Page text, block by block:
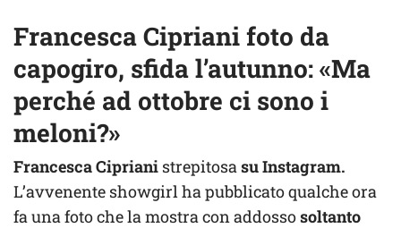
Francesca Cipriani foto da
capogiro, sfida l’autunno: «Ma
perché ad ottobre ci sono i
meloni?»
Francesca Cipriani strepitosa su Instagram.
L’avvenente showgirl ha pubblicato qualche ora
fa una foto che la mostra con addossosoltanto